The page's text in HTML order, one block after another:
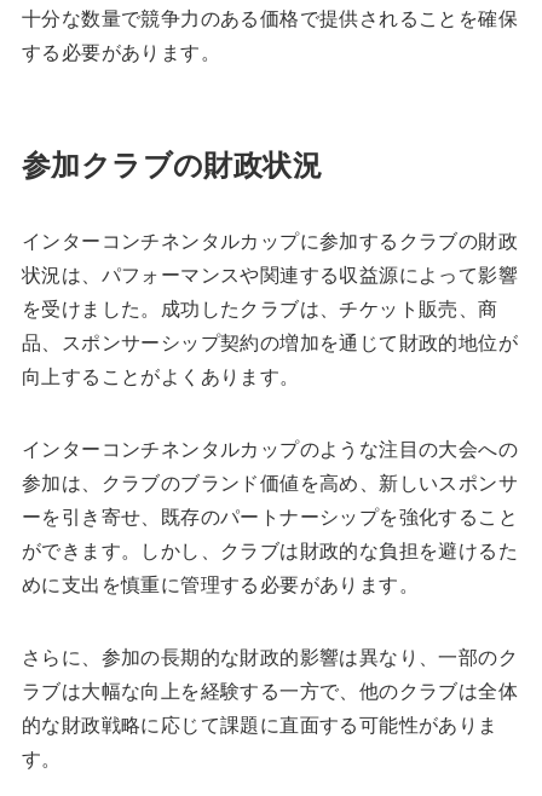
十分な数量で競争力のある価格で提供されることを確保
する必要があります。
参加クラブの財政状況
インターコンチネンタルカップに参加するクラブの財政
状況は、パフォーマンスや関連する収益源によって影響
を受けました。成功したクラブは、チケット販売、商
品、スポンサーシップ契約の増加を通じて財政的地位が
向上することがよくあります。
インターコンチネンタルカップのような注目の大会への
参加は、クラブのブランド価値を高め、新しいスポンサ
ーを引き寄せ、既存のパートナーシップを強化すること
ができます。しかし、クラブは財政的な負担を避けるた
めに支出を慎重に管理する必要があります。
さらに、参加の長期的な財政的影響は異なり、一部のク
ラブは大幅な向上を経験する一方で、他のクラブは全体
的な財政戦略に応じて課題に直面する可能性がありま
す。